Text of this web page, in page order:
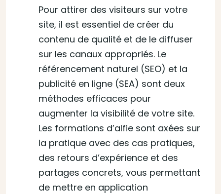
Pour attirer des visiteurs sur votre
site, il est essentiel de créer du
contenu de qualité et de le diffuser
sur les canaux appropriés. Le
référencement naturel (SEO) et la
publicité en ligne (SEA) sont deux
méthodes efficaces pour
augmenter la visibilité de votre site.
Les formations d’alfie sont axées sur
la pratique avec des cas pratiques,
des retours d’expérience et des
partages concrets, vous permettant
de mettre en application